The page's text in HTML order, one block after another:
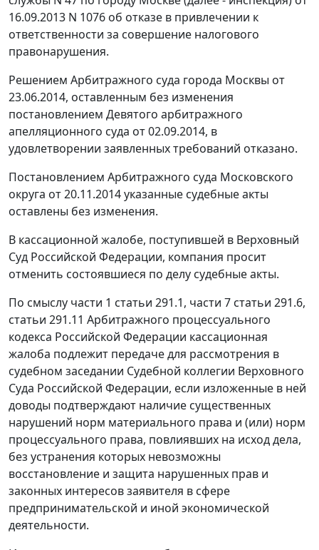
16.09.2013 N 1076 об отказе в привлечении к
ответственности за совершение налогового
правонарушения.
Решением Арбитражного суда города Москвы от
23.06.2014, оставленным без изменения
постановлением Девятого арбитражного
апелляционного суда от 02.09.2014, в
удовлетворении заявленных требований отказано.
Постановлением Арбитражного суда Московского
округа от 20.11.2014 указанные судебные акты
оставлены без изменения.
В кассационной жалобе, поступившей в Верховный
Суд Российской Федерации, компания просит
отменить состоявшиеся по делу судебные акты.
По смыслу части 1 статьи 291.1, части 7 статьи 291.6,
статьи 291.11 Арбитражного процессуального
кодекса Российской Федерации кассационная
жалоба подлежит передаче для рассмотрения в
судебном заседании Судебной коллегии Верховного
Суда Российской Федерации, если изложенные в ней
доводы подтверждают наличие существенных
нарушений норм материального права и (или) норм
процессуального права, повлиявших на исход дела,
без устранения которых невозможны
восстановление и защита нарушенных прав и
законных интересов заявителя в сфере
предпринимательской и иной экономической
деятельности.